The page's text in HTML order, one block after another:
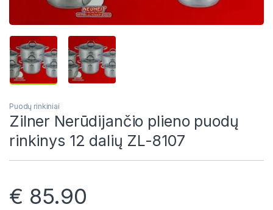
Puodų rinkiniai
Zilner Nerūdijančio plieno puodų
rinkinys 12 dalių ZL-8107
€ 85.90